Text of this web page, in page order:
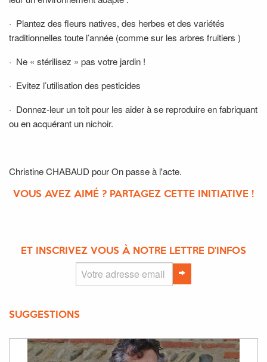
· Plantez des fleurs natives, des herbes et des variétés
traditionnelles toute l’année (comme sur les arbres fruitiers )
· Ne « stérilisez » pas votre jardin !
· Evitez l’utilisation des pesticides
· Donnez-leur un toit pour les aider à se reproduire en fabriquant
ou en acquérant un nichoir.
Christine CHABAUD pour On passe à l'acte.
VOUS AVEZ AIMÉ ? PARTAGEZ CETTE INITIATIVE !
ET INSCRIVEZ VOUS À NOTRE LETTRE D'INFOS
SUGGESTIONS